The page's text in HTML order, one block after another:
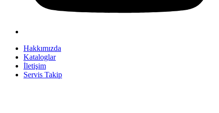
Hakkımızda
Kataloglar
İletişim
Servis Takip